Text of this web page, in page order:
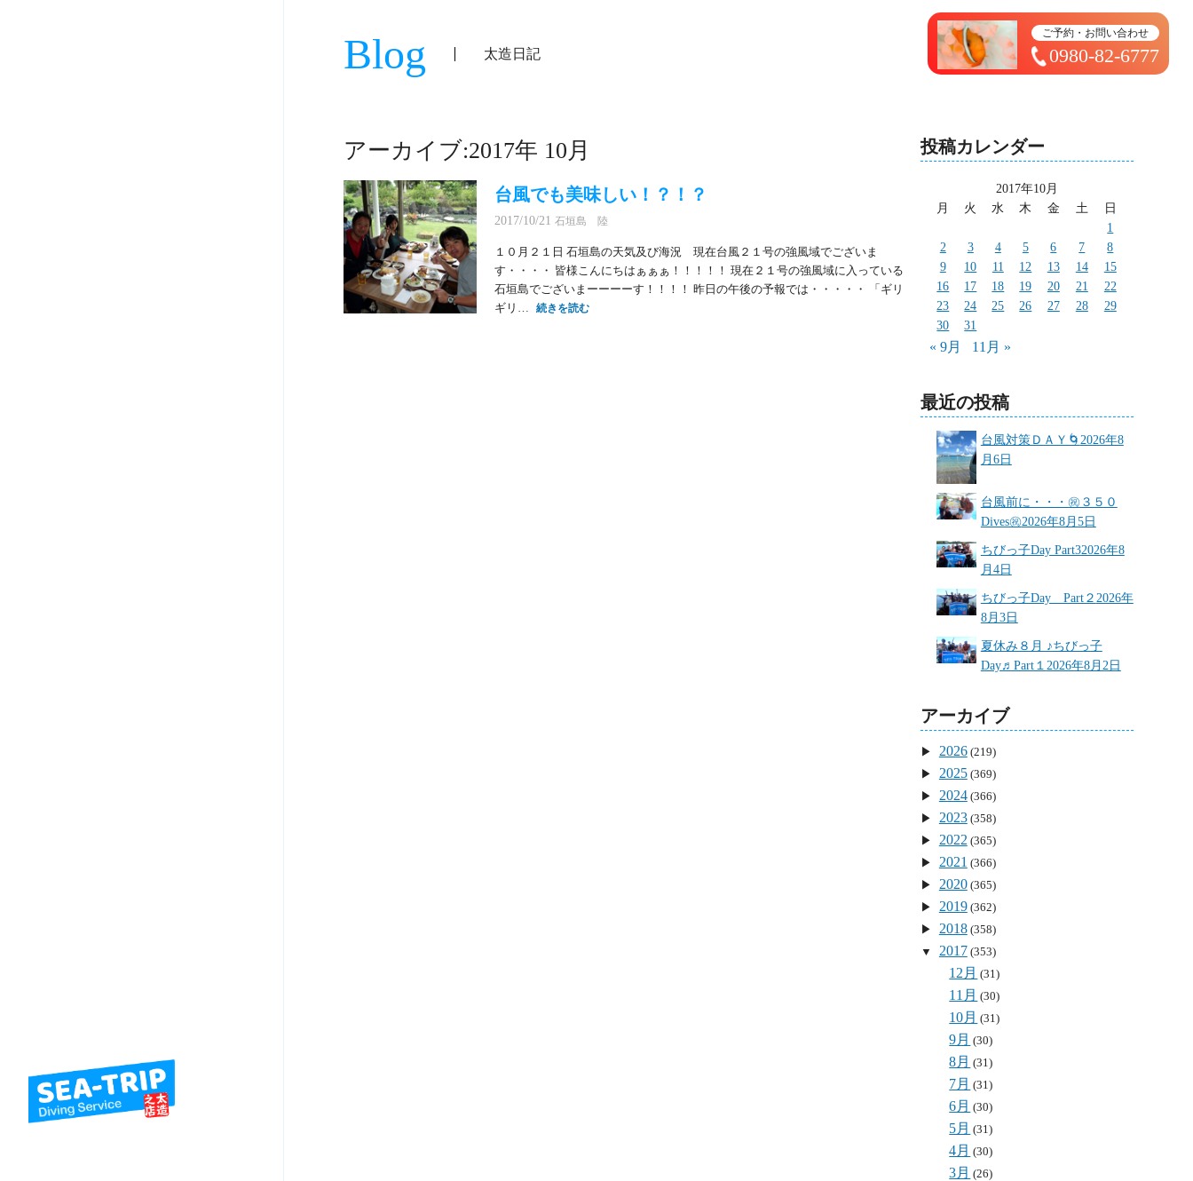
ご予約・お問い合わせ
0980-82-6777
トップページ ＞ 太造日記
Blog 太造日記
アーカイブ:2017年 10月
台風でも美味しい！？！？
2017/10/21 石垣島 陸
１０月２１日 石垣島の天気及び海況 現在台風２１号の強風域でございま
す・・・・ 皆様こんにちはぁぁぁ！！！！！ 現在２１号の強風域に入っている
石垣島でございまーーーーす！！！！ 昨日の午後の予報では・・・・・ 「ギリ
ギリ…
続きを読む
投稿カレンダー
2017年10月
月
火 水 木 金 土
日
1
2
3 4 5 6 7
8
9
10 11 12 13 14
15
16
17 18 19 20 21
22
23
24 25 26 27 28
29
30
31
« 9月 11月 »
最近の投稿
台風対策ＤＡＹ🌀 2026年8
月6日
台風前に・・・㊗３５０
Dives㊗2026年8月5日
ちびっ子Day Part32026年8
月4日
ちびっ子Day Part２ 2026年
8月3日
夏休み８月 ♪ちびっ子
Day♬Part１ 2026年8月2日
アーカイブ
2026(219)
2025(369)
2024(366)
2023(358)
2022(365)
2021 (366)
2020(365)
2019(362)
2018(358)
2017(353)
12月 (31)
11月 (30)
10月 (31)
9月 (30)
8月 (31)
7月 (31)
6月 (30)
5月 (31)
4月 (30)
3月 (26)